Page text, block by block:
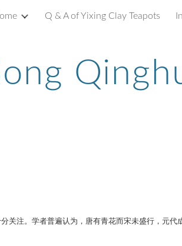
Skip to main content
Q & A of Yixing Clay Teapots
关注。学者普遍认为，唐有青花而宋未盛行，元